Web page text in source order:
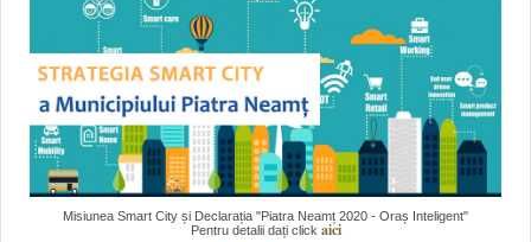
Misiunea Smart City și Declarația "Piatra Neamț 2020 - Oraș Inteligent"
Pentru detalii dați click aici